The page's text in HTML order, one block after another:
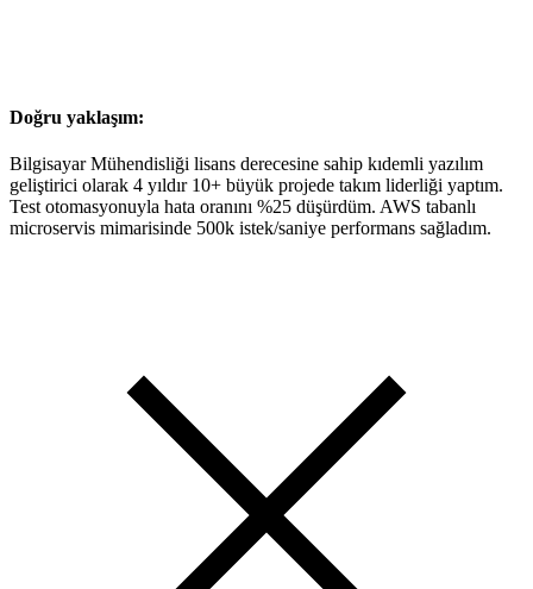
Doğru yaklaşım:
Bilgisayar Mühendisliği lisans derecesine sahip kıdemli yazılım
geliştirici olarak 4 yıldır 10+ büyük projede takım liderliği yaptım.
Test otomasyonuyla hata oranını %25 düşürdüm. AWS tabanlı
microservis mimarisinde 500k istek/saniye performans sağladım.